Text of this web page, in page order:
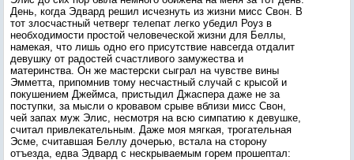
День, когда Эдвард решил исчезнуть из жизни мисс Свон. В
тот злосчастный четверг телепат легко убедил Роуз в
необходимости простой человеческой жизни для Беллы,
намекая, что лишь одно его присутствие навсегда отдалит
девушку от радостей счастливого замужества и
материнства. Он же мастерски сыграл на чувстве вины
Эмметта, припомнив тому несчастный случай с крысой и
покушением Джеймса, пристыдил Джаспера даже не за
поступки, за мысли о кровавом срыве вблизи мисс Свон,
чей запах муж Элис, несмотря на всю симпатию к девушке,
считал привлекательным. Даже моя мягкая, трогательная
Эсме, считавшая Беллу дочерью, встала на сторону
отъезда, едва Эдвард с нескрываемым горем прошептал: